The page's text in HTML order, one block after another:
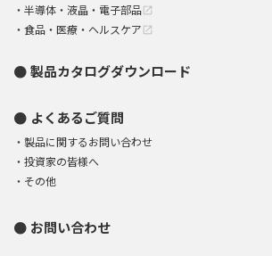
半導体・液晶・電子部品 open_in_new
食品・医療・ヘルスケア open_in_new
製品カタログダウンロード
よくあるご質問
製品に関するお問い合わせ
投資家の皆様へ
その他
お問い合わせ